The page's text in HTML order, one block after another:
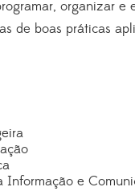
organizar
de boas práticas
Informação e